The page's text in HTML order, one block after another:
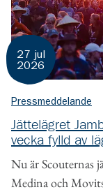
27 jul
2026
Pressmeddelande
Jättelägret
vecka fylld av
Nu är Scouternas
Medina och